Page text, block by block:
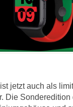
jetzt auch als
Die Sonderedition